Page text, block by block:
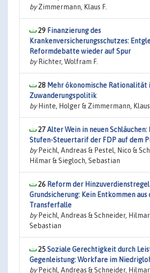
byZimmermann, Klaus F.
29 Finanzierung des
Krankenversicherungsschutzes:
Reformdebatte wieder auf Spur
byRichter, Wolfram F.
28 Mehr ökonomische Rationalität
Zuwanderungspolitik
byHinte, Holger & Zimmermann, Klaus
27Alter Wein in neuen Schläuchen:
Stufen-Steuertarif der FDP auf dem
byPeichl, Andreas & Pestel, Nico &
Hilmar & Siegloch, Sebastian
26 Reform der
Grundsicherung: Kein Entkommen aus
Transferfalle
byPeichl, Andreas & Schneider,
Sebastian
25Soziale Gerechtigkeit durch
Gegenleistung: Workfare im
byPeichl, Andreas & Schneider, Hilmar